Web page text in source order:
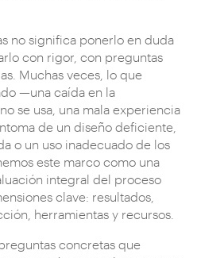
no significa ponerlo en duda
con rigor, con preguntas
Muchas veces, lo que
—una caída en la
se usa, una mala experiencia
de un diseño deficiente,
o un uso inadecuado de los
este marco como una
integral del proceso
clave: resultados,
herramientas y recursos.
concretas que